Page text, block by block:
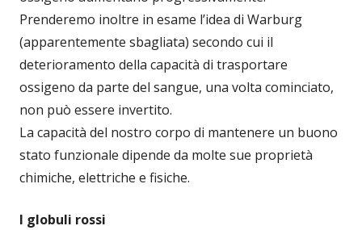
Prenderemo inoltre in esame l’idea di Warburg
(apparentemente sbagliata) secondo cui il
deterioramento della capacità di trasportare
ossigeno da parte del sangue, una volta cominciato,
non può essere invertito.
La capacità del nostro corpo di mantenere un buono
stato funzionale dipende da molte sue proprietà
chimiche, elettriche e fisiche.
I globuli rossi